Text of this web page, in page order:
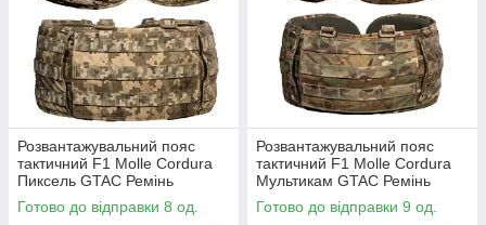
Розвантажувальний пояс
тактичний F1 Molle Cordura
Пиксель GTAC Ремінь
військовий з жорстким
каркасом Pixel для ЗСУ L
Готово до відправки 8 од.
Розвантажувальний пояс
тактичний F1 Molle Cordura
Мультикам GTAC Ремінь
військовий з жорстким
каркасом Multicam для ЗСУ L
Готово до відправки 9 од.